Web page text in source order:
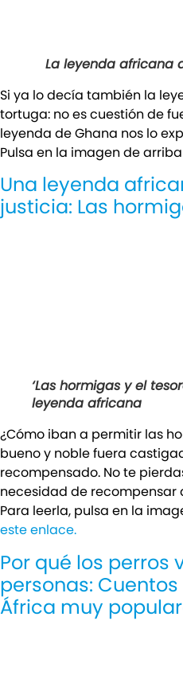
La leyenda africana
Si ya lo decía también la
tortuga: no es cuestión de
leyenda de Ghana nos lo
Pulsa en la imagen de
Una leyenda
justicia: Las
‘Las hormigas y el
leyenda africana
¿Cómo iban a permitir las
bueno y noble fuera
recompensado. No te
necesidad de recompensar
Para leerla, pulsa en la
este enlace.
Por qué los perros
personas:
África muy